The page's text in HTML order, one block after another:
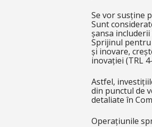
Se vor susține
Sunt
șansa
Sprijinul
și inovare,
inovației (TRL
Astfel,
din punctul de
detaliate în
Operațiunile